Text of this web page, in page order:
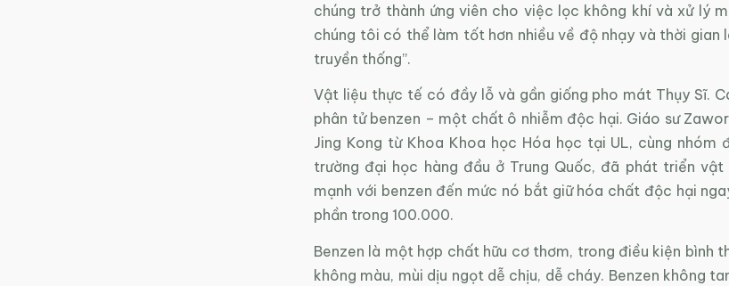
chúng trở thành ứng viên cho việc lọc không khí và xử lý
chúng tôi có thể làm tốt hơn nhiều về độ nhạy và thời gian
truyền thống”.
Vật liệu thực tế có đầy lỗ và gần giống pho mát Thụy Sĩ.
phân tử benzen – một chất ô nhiễm độc hại. Giáo sư
Jing Kong từ Khoa Khoa học Hóa học tại UL, cùng nhóm
trường đại học hàng đầu ở Trung Quốc, đã phát triển
mạnh với benzen đến mức nó bắt giữ hóa chất độc hại
phần trong 100.000.
Benzen là một hợp chất hữu cơ thơm, trong điều kiện bình
không màu, mùi dịu ngọt dễ chịu, dễ cháy. Benzen không